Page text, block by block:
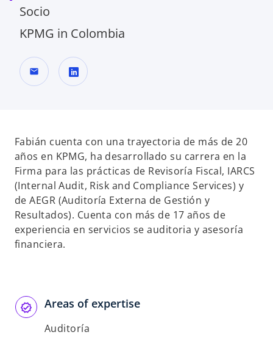
Socio
KPMG in Colombia
mail
b
r
e
e
n
u
n
a
t
ñ
Fabián cuenta con una trayectoria de más de 20
años en KPMG, ha desarrollado su carrera en la
Firma para las prácticas de Revisoría Fiscal, IARCS
(Internal Audit, Risk and Compliance Services) y
de AEGR (Auditoría Externa de Gestión y
Resultados). Cuenta con más de 17 años de
experiencia en servicios se auditoria y asesoría
financiera.
Areas of expertise
Auditoría